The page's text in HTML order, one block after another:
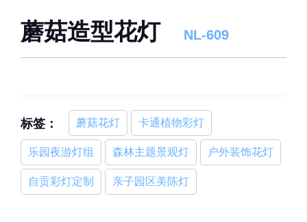
蘑菇造型花灯 NL-609
标签： 蘑菇花灯 卡通植物彩灯
乐园夜游灯组 森林主题景观灯 户外装饰花灯
自贡彩灯定制 亲子园区美陈灯